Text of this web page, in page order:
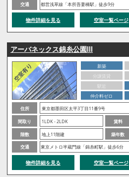
交通
都営浅草線「本所吾妻橋駅」徒歩9分
物件詳細を見る 空室一覧ページ
アーバネックス錦糸公園Ⅲ
新築
分譲賃貸
駅近
仲介料ゼロ
住所
東京都墨田区太平3丁目11番9号
間取り
1LDK - 2LDK 賃料
階数
地上11階建 築年数
交通
東京メトロ半蔵門線「錦糸町駅」徒歩6分
物件詳細を見る 空室一覧ページ